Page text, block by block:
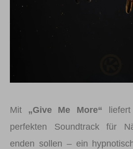
Mit „Give Me More“ liefert
perfekten Soundtrack für
enden sollen – ein